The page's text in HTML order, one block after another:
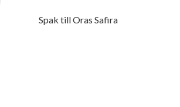
Spak till Oras Safira